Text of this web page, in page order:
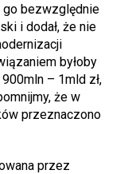
go bezwzględnie
i dodał, że nie
byłoby
– 1mld zł,
że w
przeznaczono
przez